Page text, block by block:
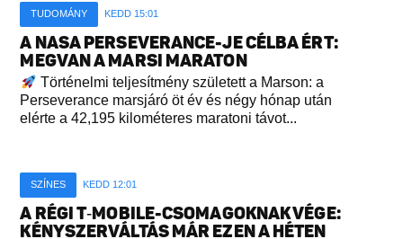
TUDOMÁNY KEDD 15:01
A NASA PERSEVERANCE-JE CÉLBA ÉRT:
MEGVAN A MARSI MARATON
Történelmi teljesítmény született a Marson: a
Perseverance marsjáró öt év és négy hónap után
elérte a 42,195 kilométeres maratoni távot...
SZÍNES KEDD 12:01
A RÉGI T‑MOBILE-CSOMAGOKNAK VÉGE:
KÉNYSZERVÁLTÁS MÁR EZEN A HÉTEN